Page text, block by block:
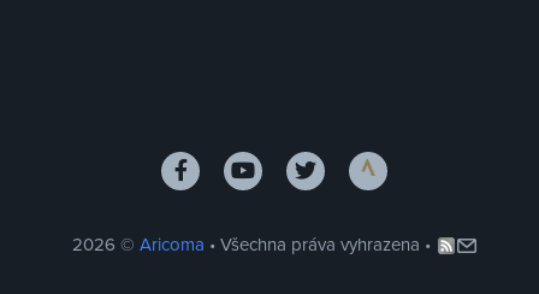
2026 © Aricoma • Všechna práva vyhrazena •